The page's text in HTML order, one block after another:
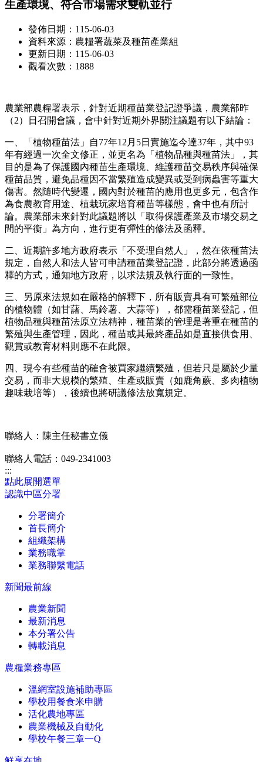
生產環境、符合市場需求雙軌並行
發佈日期：115-06-03
資料來源：農糧署蔬菜及種苗產業組
更新日期：115-06-03
觀看次數：1888
農業部農糧署表示，針對近期種苗業登記證爭議，農業部昨
（2）日召開會議，會中針對近期外界關注議題有以下結論：
一、「植物種苗法」自77年12月5日實施迄今達37年，其中93
年有經過一次全文修正，並更名為「植物品種與種苗法」，其
目的是為了保護國內種苗生產環境、維護種苗交易秩序與確保
種苗品質，避免品種因不當繁殖造成變異或受到病蟲害等重大
傷害。然隨時代變遷，國內對於種苗的應用也更多元，包含作
為食農教育用途、植栽玩家培育種苗等樣態，會中也有所討
論。農業部未來針對此議題將以「取得保護產業及市場交易之
間的平衡」為方向，進行更有彈性的修法及函釋。
二、近期許多地方政府表示「不受理自然人」，然在依種苗法
規定，自然人和法人皆可申請種苗業登記證，此部分將透過函
釋的方式，通知地方政府，以求法規及執行面的一致性。
三、另原來法規如在嚴格的解釋下，所有販賣具有可繁殖部位
的植物體（如甘藷、馬鈴薯、大蒜等），都需種苗業登記，但
植物品種與種苗法原立法精神，種苗業的管理是著重在種苗的
繁殖與生產管理，因此，種苗或其最終產品如是直接供食用、
觀賞或教育材料則應不在此限。
四、現今有些種苗的確會被買家繼續繁殖，但若只是屬於少量
交易，而非大規模的繁殖、生產或販賣（如鹿角蕨、多肉植物
趣味栽培等），後續也將研議修法放寬規定。
聯絡人：陳主任秘書立儀
聯絡人電話：049-2341003
:::
點此展開選單
認識中區分署
分署簡介
首長簡介
組織架構
業務職掌
業務聯繫電話
新聞最前線
農業新聞
最新消息
本分署公告
轉載消息
農糧業務專區
溫網室設施補助專區
學校用餐食米申購
活化農地專區
農業機械及自動化
學校午餐三章一Q